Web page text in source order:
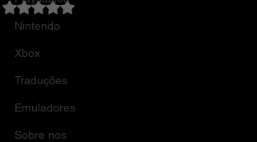
Nintendo
Xbox
Traduções
Emuladores
Sobre nos
Avaliado com NaN de 5 estrelas.